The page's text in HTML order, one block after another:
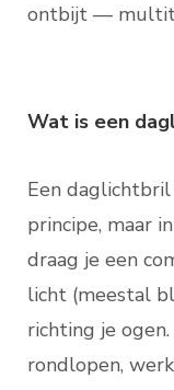
ontbijt —
Wat is een
Een
principe, maar
draag je een
licht (meestal
richting je
rondlopen,